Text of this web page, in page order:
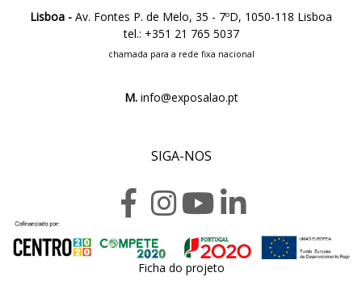
Lisboa - Av. Fontes P. de Melo, 35 - 7ºD, 1050-118 Lisboa
tel.: +351 21 765 5037
chamada para a rede fixa nacional
M.info@exposalao.pt
SIGA-NOS
Ficha do projeto